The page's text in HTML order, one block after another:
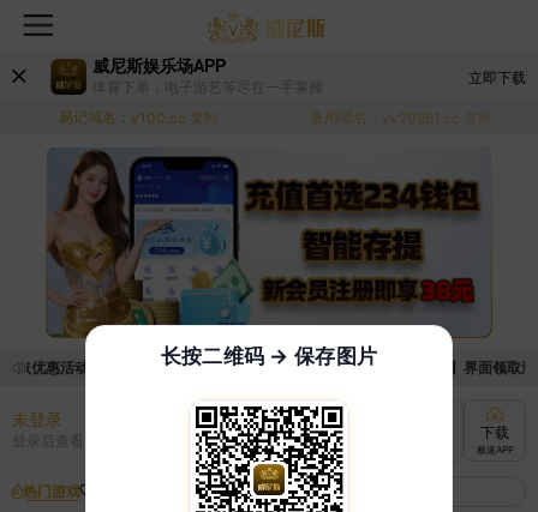
威尼斯娱乐场APP
体育下单，电子游艺等尽在一手掌握
立即下载
易记域名： v100.cc 复制 备用域名： vv20261.cc 复制
取优惠活动的手续麻烦，已新增优惠系统，现在可以前往【福利中心】界面领取
未登录
登录后查看 充值
快速到账
下载
极速APP
热门游戏
长按二维码 → 保存图片